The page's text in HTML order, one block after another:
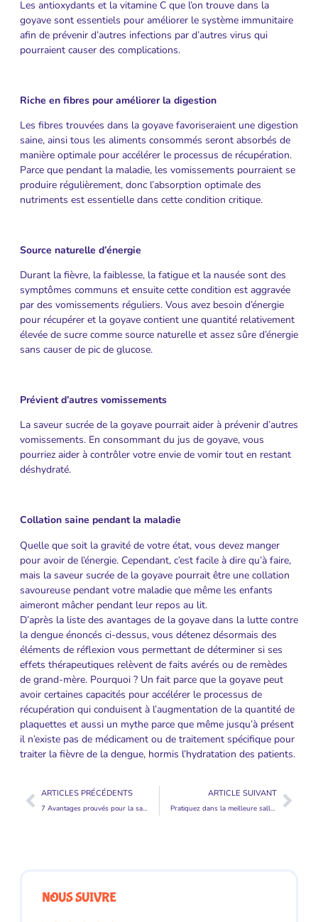
Les antioxydants et la vitamine C que l’on trouve dans la
goyave sont essentiels pour améliorer le système immunitaire
afin de prévenir d’autres infections par d’autres virus qui
pourraient causer des complications.
Riche en fibres pour améliorer la digestion
Les fibres trouvées dans la goyave favoriseraient une digestion
saine, ainsi tous les aliments consommés seront absorbés de
manière optimale pour accélérer le processus de récupération.
Parce que pendant la maladie, les vomissements pourraient se
produire régulièrement, donc l’absorption optimale des
nutriments est essentielle dans cette condition critique.
Source naturelle d’énergie
Durant la fièvre, la faiblesse, la fatigue et la nausée sont des
symptômes communs et ensuite cette condition est aggravée
par des vomissements réguliers. Vous avez besoin d’énergie
pour récupérer et la goyave contient une quantité relativement
élevée de sucre comme source naturelle et assez sûre d’énergie
sans causer de pic de glucose.
Prévient d’autres vomissements
La saveur sucrée de la goyave pourrait aider à prévenir d’autres
vomissements. En consommant du jus de goyave, vous
pourriez aider à contrôler votre envie de vomir tout en restant
déshydraté.
Collation saine pendant la maladie
Quelle que soit la gravité de votre état, vous devez manger
pour avoir de l’énergie. Cependant, c’est facile à dire qu’à faire,
mais la saveur sucrée de la goyave pourrait être une collation
savoureuse pendant votre maladie que même les enfants
aimeront mâcher pendant leur repos au lit.
D’après la liste des avantages de la goyave dans la lutte contre
la dengue énoncés ci-dessus, vous détenez désormais des
éléments de réflexion vous permettant de déterminer si ses
effets thérapeutiques relèvent de faits avérés ou de remèdes
de grand-mère. Pourquoi ? Un fait parce que la goyave peut
avoir certaines capacités pour accélérer le processus de
récupération qui conduisent à l’augmentation de la quantité de
plaquettes et aussi un mythe parce que même jusqu’à présent
il n’existe pas de médicament ou de traitement spécifique pour
traiter la fièvre de la dengue, hormis l’hydratation des patients.
ARTICLES PRÉCÉDENTS
7 Avantages prouvés pour la santé de jouer au rugby
ARTICLE SUIVANT
Pratiquez dans la meilleure salle de sport dans votre région
NOUS SUIVRE